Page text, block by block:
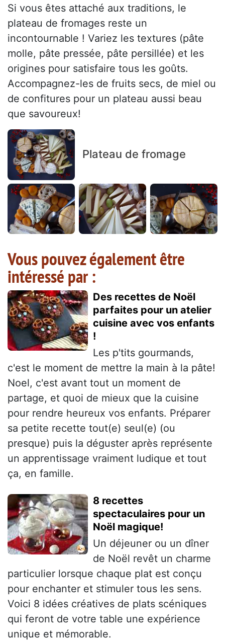
Si vous êtes attaché aux traditions, le
plateau de fromages reste un
incontournable ! Variez les textures (pâte
molle, pâte pressée, pâte persillée) et les
origines pour satisfaire tous les goûts.
Accompagnez-les de fruits secs, de miel ou
de confitures pour un plateau aussi beau
que savoureux!
Plateau de fromage
Vous pouvez également être
intéressé par :
Des recettes de Noël
parfaites pour un atelier
cuisine avec vos enfants
!
Les p'tits gourmands,
c'est le moment de mettre la main à la pâte!
Noel, c'est avant tout un moment de
partage, et quoi de mieux que la cuisine
pour rendre heureux vos enfants. Préparer
sa petite recette tout(e) seul(e) (ou
presque) puis la déguster après représente
un apprentissage vraiment ludique et tout
ça, en famille.
8 recettes
spectaculaires pour un
Noël magique!
Un déjeuner ou un dîner
de Noël revêt un charme
particulier lorsque chaque plat est conçu
pour enchanter et stimuler tous les sens.
Voici 8 idées créatives de plats scéniques
qui feront de votre table une expérience
unique et mémorable.